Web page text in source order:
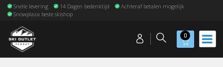
Snelle levering 14 Dagen bedenktijd
Achteraf betalen mogelijk
Snowplaza beste skishop
0